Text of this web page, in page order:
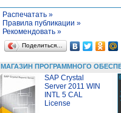
Распечатать »
Правила публикации »
Рекомендовать »
Поделиться…
МАГАЗИН ПРОГРАММНОГО
SAP Crystal
Server 2011 WIN
INTL 5 CAL
License